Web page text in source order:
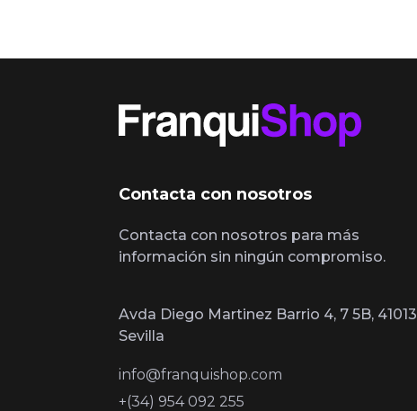
Contacta con nosotros
Contacta con nosotros para más
información sin ningún compromiso.
Avda Diego Martinez Barrio 4, 7 5B, 41013
Sevilla
info@franquishop.com
+(34) 954 092 255